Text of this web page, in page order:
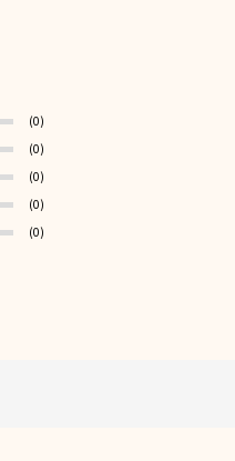
(0)
(0)
(0)
(0)
(0)